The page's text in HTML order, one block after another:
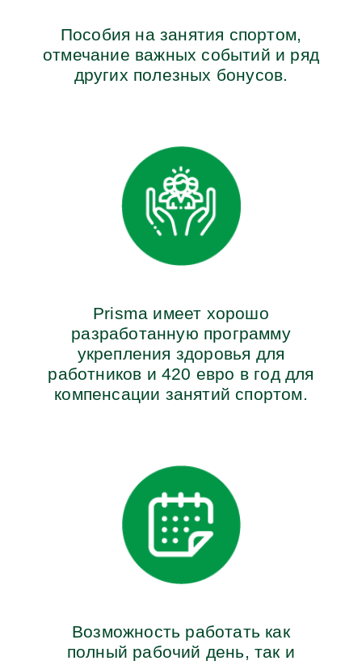
Пособия на занятия спортом,
отмечание важных событий и ряд
других полезных бонусов.
Prisma имеет хорошо
разработанную программу
укрепления здоровья для
работников и 420 евро в год для
компенсации занятий спортом.
Возможность работать как
полный рабочий день, так и